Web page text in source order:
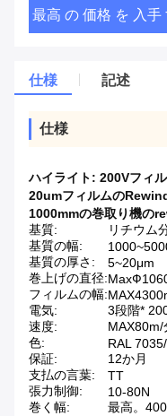
最高 の 価格 を 入手
仕様 記述
仕様
ハイライト: 200Vフィ
20umフィルムの
1000mmの巻取り機の
基質:
リチウム
基質の幅:
基質の厚さ:
5~20μm
巻上げの直径:
フィルムの幅:
電気:
3段階*
速度:
MAX80m/
色:
RAL
保証:
12か月
支払の言葉:
TT
張力制御:
10-80N
巻く幅:
最高。